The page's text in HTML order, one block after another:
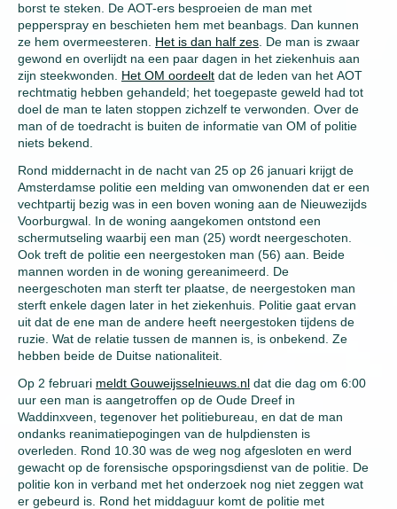
borst te steken. De AOT-ers besproeien de man met
pepperspray en beschieten hem met beanbags. Dan kunnen
ze hem overmeesteren. Het is dan half zes . De man is zwaar
gewond en overlijdt na een paar dagen in het ziekenhuis aan
zijn steekwonden. Het OM oordeelt dat de leden van het AOT
rechtmatig hebben gehandeld; het toegepaste geweld had tot
doel de man te laten stoppen zichzelf te verwonden. Over de
man of de toedracht is buiten de informatie van OM of politie
niets bekend.
Rond middernacht in de nacht van 25 op 26 januari krijgt de
Amsterdamse politie een melding van omwonenden dat er een
vechtpartij bezig was in een boven woning aan de Nieuwezijds
Voorburgwal. In de woning aangekomen ontstond een
schermutseling waarbij een man (25) wordt neergeschoten.
Ook treft de politie een neergestoken man (56) aan. Beide
mannen worden in de woning gereanimeerd. De
neergeschoten man sterft ter plaatse, de neergestoken man
sterft enkele dagen later in het ziekenhuis. Politie gaat ervan
uit dat de ene man de andere heeft neergestoken tijdens de
ruzie. Wat de relatie tussen de mannen is, is onbekend. Ze
hebben beide de Duitse nationaliteit.
Op 2 februari meldt Gouweijsselnieuws.nl dat die dag om 6:00
uur een man is aangetroffen op de Oude Dreef in
Waddinxveen, tegenover het politiebureau, en dat de man
ondanks reanimatiepogingen van de hulpdiensten is
overleden. Rond 10.30 was de weg nog afgesloten en werd
gewacht op de forensische opsporingsdienst van de politie. De
politie kon in verband met het onderzoek nog niet zeggen wat
er gebeurd is. Rond het middaguur komt de politie met